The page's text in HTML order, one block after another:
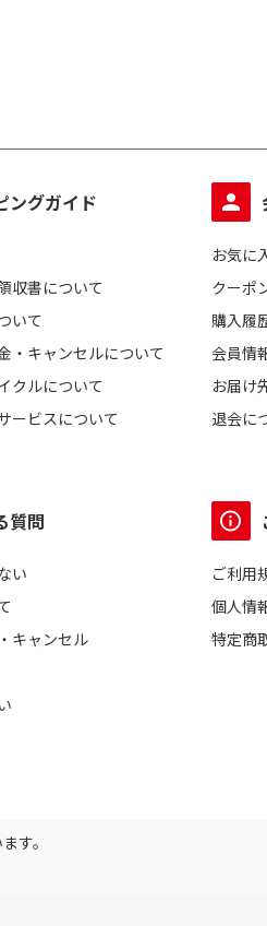
ングガイド
収書について
いて
・キャンセルについて
クルについて
ービスについて
お気に
クーポ
購入履
会員情
お届け
退会に
質問
い
キャンセル
ご利用
個人情
特定商
す。